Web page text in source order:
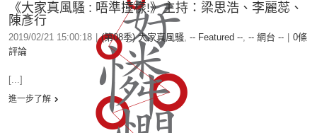
《大家真風騷 : 唔準撞樣!》主持：梁思浩、李麗蕊、
陳彥行
2019/02/21 15:00:18 (第08季) 大家真風騷, -- Featured --, -- 網台 --
0條
評論
[...]
進一步了解